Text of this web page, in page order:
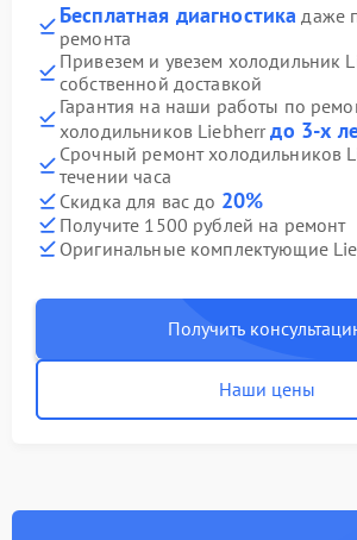
Бесплатная диагностика даже
ремонта
Привезем и увезем холодильник
собственной доставкой
Гарантия на наши работы по
холодильников Liebherrдо 3-х
Срочный ремонт холодильников
течении часа
Скидка для вас до 20%
Получите 1500 рублей на ремонт
Оригинальные комплектующие
Получить
Наши цены